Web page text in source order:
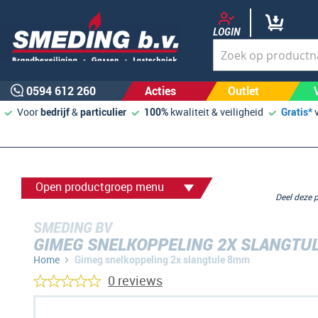
LOGIN
0594 612 260 Acties Outlet
Voorbedrijf&particulier 100% kwaliteit & veiligheid Gratis*
Open productgroep menu
SMEDING BV
GIMEG SNELKOPPELING 2X
Home Gimeg snelkoppeling 2x slangtule 8mm
Deel
0 reviews
Ga